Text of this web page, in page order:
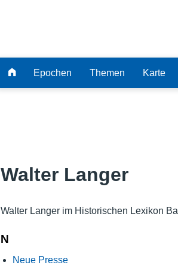
Epochen Themen Karte
Walter Langer
Walter Langer im Historischen Lexikon
N
Neue Presse